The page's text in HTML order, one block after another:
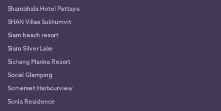
Shambhala Hotel Pattaya
SHAN Villas Sukhumvit
Siam beach resort
Siam Silver Lake
Sichang Marina Resort
Social Glamping
Somerset Harbourview
Sonia Residence